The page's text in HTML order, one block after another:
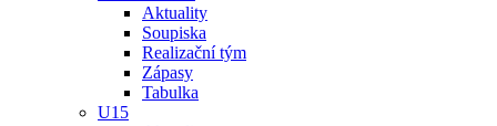
Aktuality
Soupiska
Realizační tým
Zápasy
Tabulka
U15